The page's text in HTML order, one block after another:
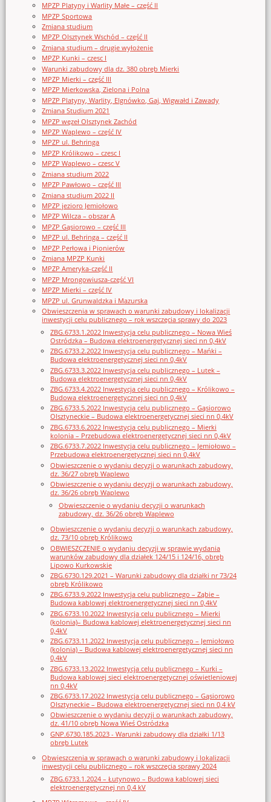
MPZP Platyny i Warlity Małe – część II
MPZP Sportowa
Zmiana studium
MPZP Olsztynek Wschód – część II
Zmiana studium – drugie wyłożenie
MPZP Kunki – czesc I
Warunki zabudowy dla dz. 380 obręb Mierki
MPZP Mierki – część III
MPZP Mierkowska, Zielona i Polna
MPZP Platyny, Warlity, Elgnówko, Gaj, Wigwałd i Zawady
Zmiana Studium 2021
MPZP węzeł Olsztynek Zachód
MPZP Waplewo – część IV
MPZP ul. Behringa
MPZP Królikowo – czesc I
MPZP Waplewo – czesc V
Zmiana studium 2022
MPZP Pawłowo – część III
Zmiana studium 2022 II
MPZP jezioro Jemiołowo
MPZP Wilcza – obszar A
MPZP Gąsiorowo – część III
MPZP ul. Behringa – część II
MPZP Perłowa i Pionierów
Zmiana MPZP Kunki
MPZP Ameryka-część II
MPZP Mrongowiusza-część VI
MPZP Mierki – część IV
MPZP ul. Grunwaldzka i Mazurska
Obwieszczenia w sprawach o warunki zabudowy i lokalizacji
inwestycji celu publicznego – rok wszczęcia sprawy do 2023
ZBG.6733.1.2022 Inwestycja celu publicznego – Nowa Wieś
Ostródzka – Budowa elektroenergetycznej sieci nn 0,4kV
ZBG.6733.2.2022 Inwestycja celu publicznego – Mańki –
Budowa elektroenergetycznej sieci nn 0,4kV
ZBG.6733.3.2022 Inwestycja celu publicznego – Lutek –
Budowa elektroenergetycznej sieci nn 0,4kV
ZBG.6733.4.2022 Inwestycja celu publicznego – Królikowo –
Budowa elektroenergetycznej sieci nn 0,4kV
ZBG.6733.5.2022 Inwestycja celu publicznego – Gąsiorowo
Olsztyneckie – Budowa elektroenergetycznej sieci nn 0,4kV
ZBG.6733.6.2022 Inwestycja celu publicznego – Mierki
kolonia – Przebudowa elektroenergetycznej sieci nn 0,4kV
ZBG.6733.7.2022 Inwestycja celu publicznego – Jemiołowo –
Przebudowa elektroenergetycznej sieci nn 0,4kV
Obwieszczenie o wydaniu decyzji o warunkach zabudowy,
dz. 36/27 obręb Waplewo
Obwieszczenie o wydaniu decyzji o warunkach zabudowy,
dz. 36/26 obręb Waplewo
Obwieszczenie o wydaniu decyzji o warunkach
zabudowy, dz. 36/26 obręb Waplewo
Obwieszczenie o wydaniu decyzji o warunkach zabudowy,
dz. 73/10 obręb Królikowo
OBWIESZCZENIE o wydaniu decyzji w sprawie wydania
warunków zabudowy dla działek 124/15 i 124/16, obręb
Lipowo Kurkowskie
ZBG.6730.129.2021 – Warunki zabudowy dla działki nr 73/24
obręb Królikowo
ZBG.6733.9.2022 Inwestycja celu publicznego – Ząbie –
Budowa kablowej elektroenergetycznej sieci nn 0,4kV
ZBG.6733.10.2022 Inwestycja celu publicznego – Mierki
(kolonia)– Budowa kablowej elektroenergetycznej sieci nn
0,4kV
ZBG.6733.11.2022 Inwestycja celu publicznego – Jemiołowo
(kolonia) – Budowa kablowej elektroenergetycznej sieci nn
0,4kV
ZBG.6733.13.2022 Inwestycja celu publicznego – Kurki –
Budowa kablowej sieci elektroenergetycznej oświetleniowej
nn 0,4kV
ZBG.6733.17.2022 Inwestycja celu publicznego – Gąsiorowo
Olsztyneckie – Budowa elektroenergetycznej sieci nn 0,4 kV
Obwieszczenie o wydaniu decyzji o warunkach zabudowy,
dz. 41/10 obręb Nowa Wieś Ostródzka
GNP.6730.185.2023 - Warunki zabudowy dla działki 1/13
obręb Lutek
Obwieszczenia w sprawach o warunki zabudowy i lokalizacji
inwestycji celu publicznego – rok wszczęcia sprawy 2024
ZBG.6733.1.2024 – Łutynowo – Budowa kablowej sieci
elektroenergetycznej nn 0,4 kV